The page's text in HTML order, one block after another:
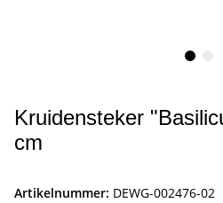
Kruidensteker
cm
Artikelnummer: DEWG-002476-02